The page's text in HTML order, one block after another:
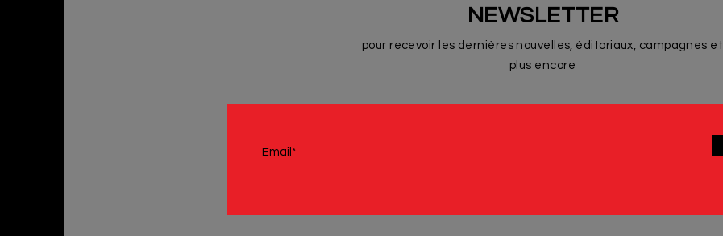
NEWSLETTER
pour recevoir les dernières nouvelles, éditoriaux, campagnes et
plus encore